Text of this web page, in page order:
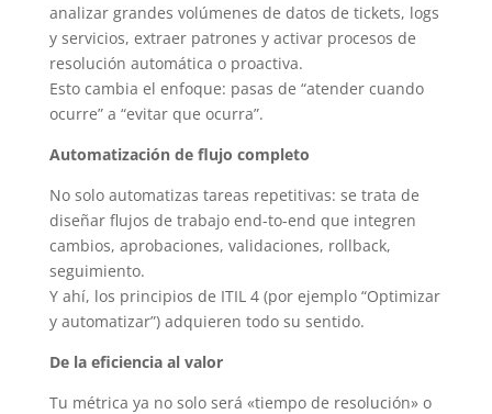
analizar grandes volúmenes de datos de tickets, logs
y servicios, extraer patrones y activar procesos de
resolución automática o proactiva.
Esto cambia el enfoque: pasas de “atender cuando
ocurre” a “evitar que ocurra”.
Automatización de flujo completo
No solo automatizas tareas repetitivas: se trata de
diseñar flujos de trabajo end-to-end que integren
cambios, aprobaciones, validaciones, rollback,
seguimiento.
Y ahí, los principios de ITIL 4 (por ejemplo “Optimizar
y automatizar”) adquieren todo su sentido.
De la eficiencia al valor
Tu métrica ya no solo será «tiempo de resolución» o